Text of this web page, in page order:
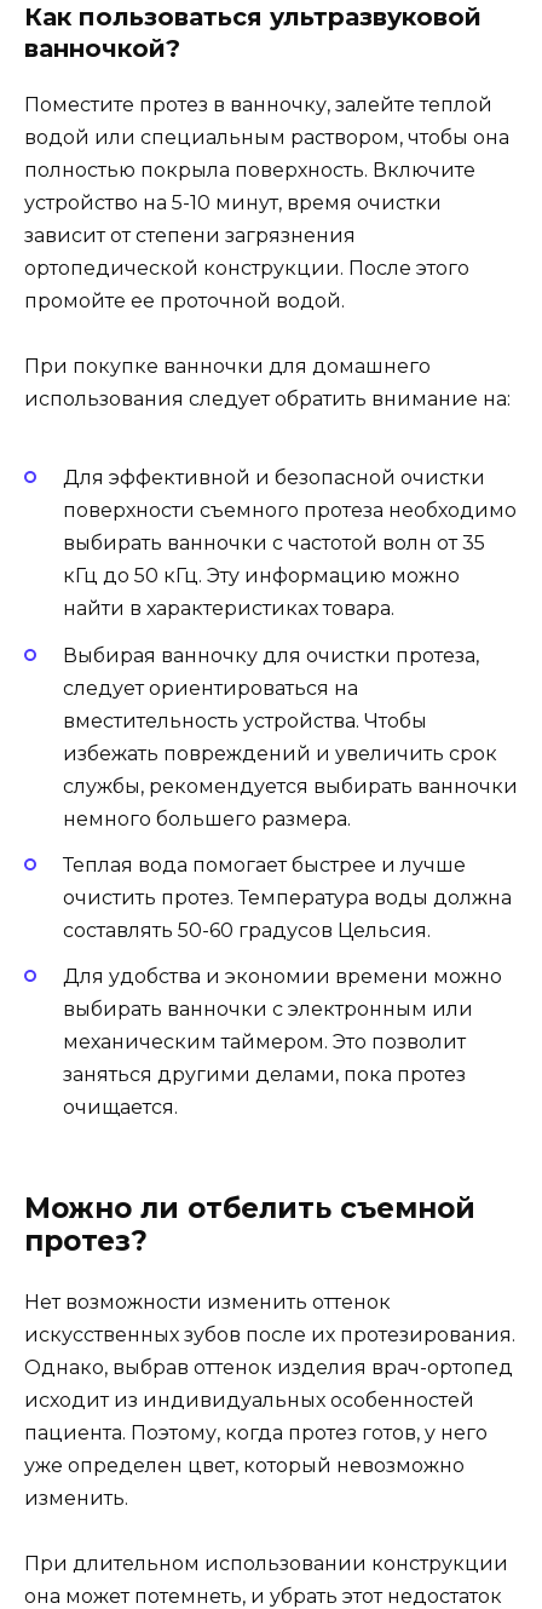
Как пользоваться ультразвуковой
ванночкой?
Поместите протез в ванночку, залейте теплой
водой или специальным раствором, чтобы она
полностью покрыла поверхность. Включите
устройство на 5-10 минут, время очистки
зависит от степени загрязнения
ортопедической конструкции. После этого
промойте ее проточной водой.
При покупке ванночки для домашнего
использования следует обратить внимание на:
Для эффективной и безопасной очистки
поверхности съемного протеза необходимо
выбирать ванночки с частотой волн от 35
кГц до 50 кГц. Эту информацию можно
найти в характеристиках товара.
Выбирая ванночку для очистки протеза,
следует ориентироваться на
вместительность устройства. Чтобы
избежать повреждений и увеличить срок
службы, рекомендуется выбирать ванночки
немного большего размера.
Теплая вода помогает быстрее и лучше
очистить протез. Температура воды должна
составлять 50-60 градусов Цельсия.
Для удобства и экономии времени можно
выбирать ванночки с электронным или
механическим таймером. Это позволит
заняться другими делами, пока протез
очищается.
Можно ли отбелить съемной
протез?
Нет возможности изменить оттенок
искусственных зубов после их протезирования.
Однако, выбрав оттенок изделия врач-ортопед
исходит из индивидуальных особенностей
пациента. Поэтому, когда протез готов, у него
уже определен цвет, который невозможно
изменить.
При длительном использовании конструкции
она может потемнеть, и убрать этот недостаток